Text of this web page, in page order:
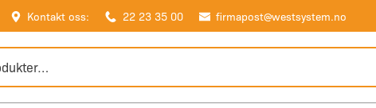
Kontakt oss: 22 23 35 00 firmapost@westsystem.no